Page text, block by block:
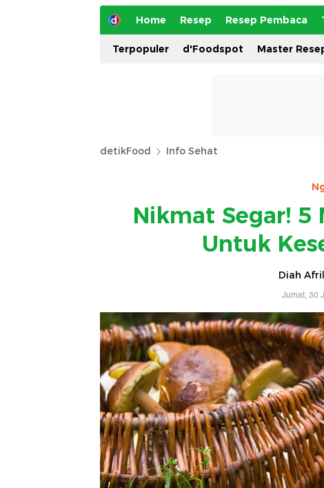
Home Resep Resep Pembaca
Terpopuler d'Foodspot Master
detikFood Info Sehat
Nikmat Segar! 5
Untuk
Diah
Jumat, 30